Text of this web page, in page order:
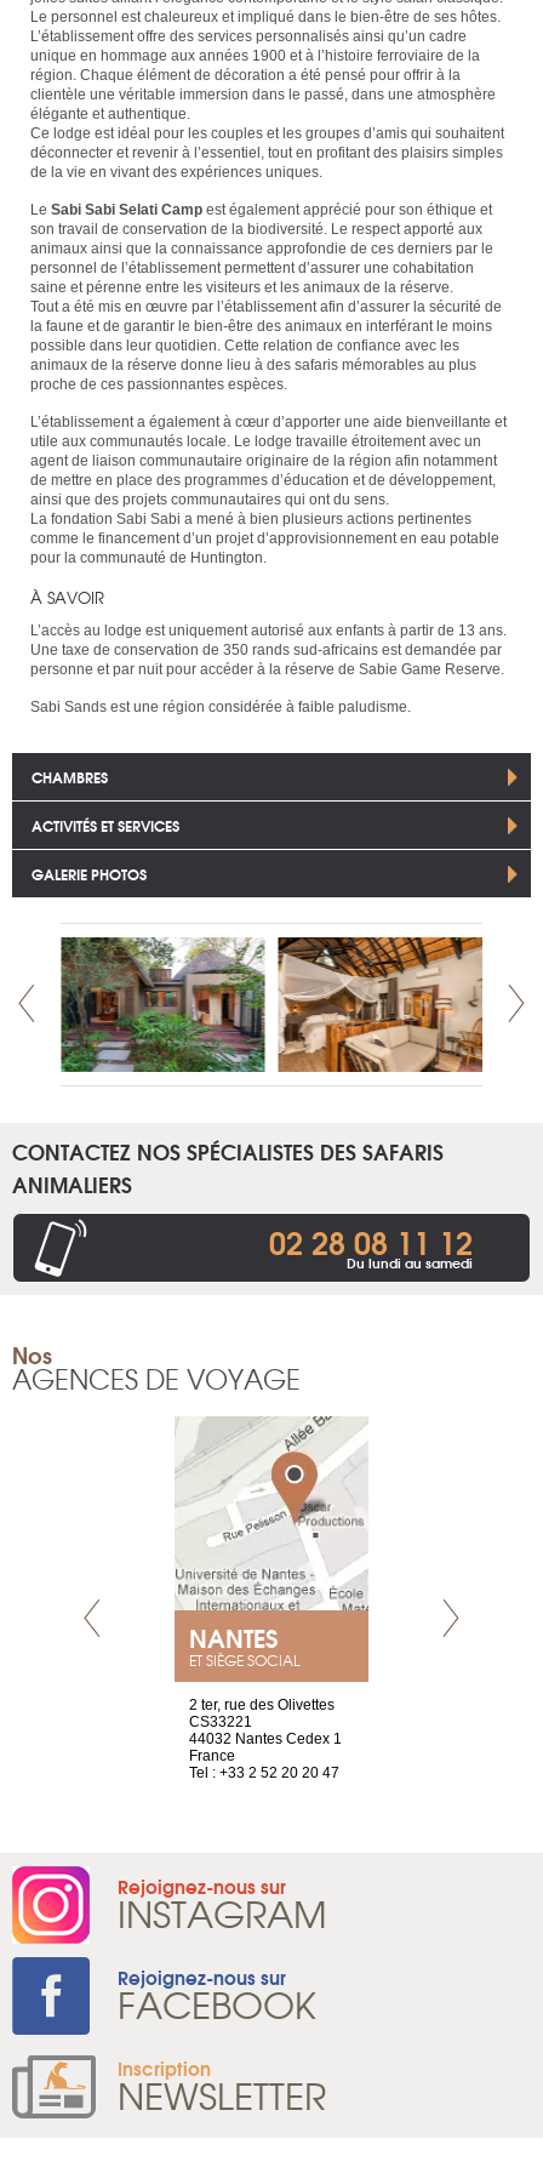
Le personnel est chaleureux et impliqué dans le bien-être de ses hôtes.
L’établissement offre des services personnalisés ainsi qu’un cadre
unique en hommage aux années 1900 et à l’histoire ferroviaire de la
région. Chaque élément de décoration a été pensé pour offrir à la
clientèle une véritable immersion dans le passé, dans une atmosphère
élégante et authentique.
Ce lodge est idéal pour les couples et les groupes d’amis qui souhaitent
déconnecter et revenir à l’essentiel, tout en profitant des plaisirs simples
de la vie en vivant des expériences uniques.
Le Sabi Sabi Selati Camp est également apprécié pour son éthique et
son travail de conservation de la biodiversité. Le respect apporté aux
animaux ainsi que la connaissance approfondie de ces derniers par le
personnel de l’établissement permettent d’assurer une cohabitation
saine et pérenne entre les visiteurs et les animaux de la réserve.
Tout a été mis en œuvre par l’établissement afin d’assurer la sécurité de
la faune et de garantir le bien-être des animaux en interférant le moins
possible dans leur quotidien. Cette relation de confiance avec les
animaux de la réserve donne lieu à des safaris mémorables au plus
proche de ces passionnantes espèces.
L’établissement a également à cœur d’apporter une aide bienveillante et
utile aux communautés locale. Le lodge travaille étroitement avec un
agent de liaison communautaire originaire de la région afin notamment
de mettre en place des programmes d’éducation et de développement,
ainsi que des projets communautaires qui ont du sens.
La fondation Sabi Sabi a mené à bien plusieurs actions pertinentes
comme le financement d’un projet d’approvisionnement en eau potable
pour la communauté de Huntington.
À SAVOIR
L’accès au lodge est uniquement autorisé aux enfants à partir de 13 ans.
Une taxe de conservation de 350 rands sud-africains est demandée par
personne et par nuit pour accéder à la réserve de Sabie Game Reserve.
Sabi Sands est une région considérée à faible paludisme.
CHAMBRES
ACTIVITÉS ET SERVICES
GALERIE PHOTOS
CONTACTEZ NOS SPÉCIALISTES DES SAFARIS
ANIMALIERS
02 28 08 11 12
Du lundi au samedi
Nos
AGENCES DE VOYAGE
NANTES
ET SIÈGE SOCIAL
2 ter, rue des Olivettes
CS33221
44032 Nantes Cedex 1
France
Tel : +33 2 52 20 20 47
Rejoignez-nous sur
INSTAGRAM
Rejoignez-nous sur
FACEBOOK
Inscription
NEWSLETTER